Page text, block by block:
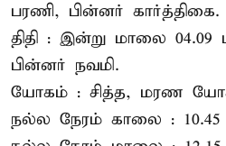
பரணி, பின்னர் கார்த்திகை.
திதி : இன்று மாலை
பின்னர் நவமி.
யோகம் : சித்த, மரண
நல்ல நேரம் காலை : 10.45 –